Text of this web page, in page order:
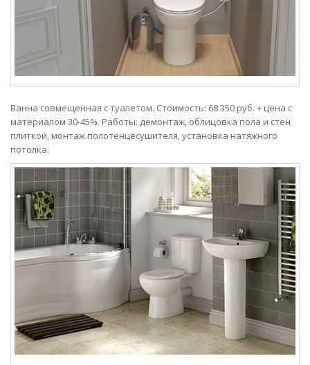
Ванна совмещенная с туалетом. Стоимость: 68 350 руб. + цена с
материалом 30-45%. Работы: демонтаж, облицовка пола и стен
плиткой, монтаж полотенцесушителя, установка натяжного
потолка.